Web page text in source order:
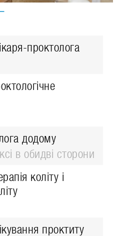
проктолога
додому
в обидві сторони
коліту і
проктиту